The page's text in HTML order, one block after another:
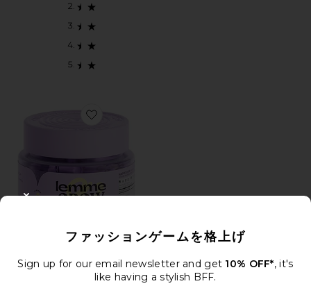
Favorite GROW HAIR GROWTH SOFT CHEWS サプリ
Purchased Dec 1969
ファッションゲームを格上げ
Sign up for our email newsletter and get 10% OFF*, it's
like having a stylish BFF.